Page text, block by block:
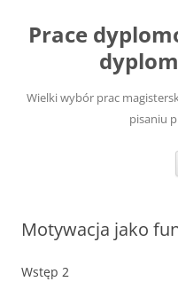
treści
Prace
Wielki wybór prac
pisaniu
Motywacja jako
Wstęp 2